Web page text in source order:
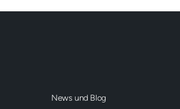
News und Blog